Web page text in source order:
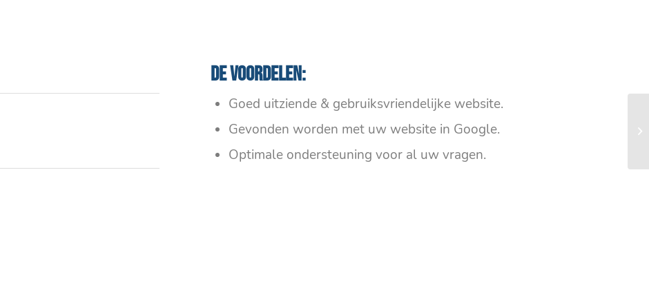
De voordelen:
Goed uitziende & gebruiksvriendelijke website.
Gevonden worden met uw website in Google.
Optimale ondersteuning voor al uw vragen.